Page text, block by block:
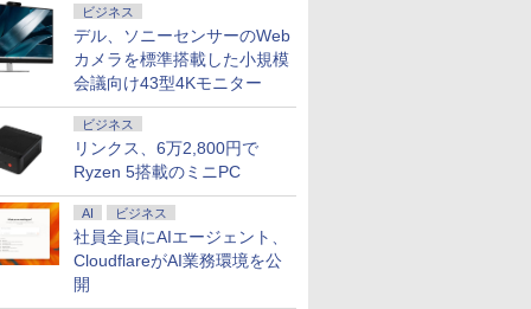
ビジネス
デル、ソニーセンサーのWeb
カメラを標準搭載した小規模
会議向け43型4Kモニター
ビジネス
リンクス、6万2,800円で
Ryzen 5搭載のミニPC
AI ビジネス
社員全員にAIエージェント、
CloudflareがAI業務環境を公
開
Pro NEC
VKM16 Core i5
インチ 中古パソ
Bluetooth Wi-Fi 送料無
料 保証付き
21.5インチ/23.8
インチ フルhd
【2026年最新改良版・高 モバイルモニター 14イン
ンで音が聞け
てずかん1000
角川まんが学習シリー
信じていた仲間達にダン